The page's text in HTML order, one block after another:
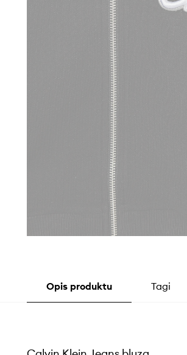
Opis produktu Tagi